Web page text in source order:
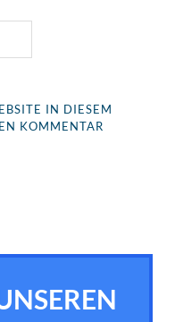
IN DIESEM
KOMMENTAR